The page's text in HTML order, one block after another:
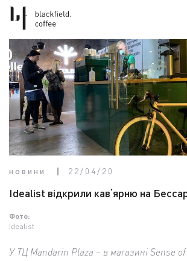
новини 22/04/20
Idealist відкрили кав‘ярню на
Фото:
Idealist
У ТЦ Mandarin Plaza – в магазині Sense of